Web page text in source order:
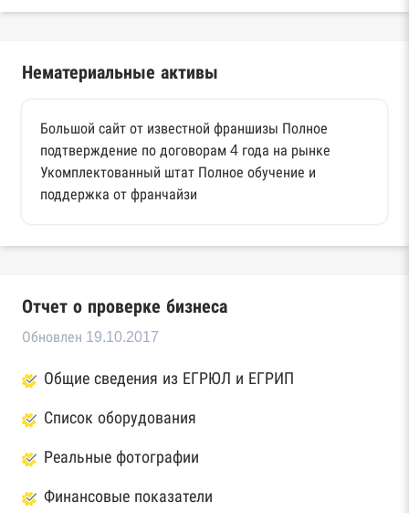
Нематериальные активы
Большой сайт от известной франшизы Полное
подтверждение по договорам 4 года на рынке
Укомплектованный штат Полное обучение и
поддержка от франчайзи
Отчет о проверке бизнеса
Обновлен 19.10.2017
Общие сведения из ЕГРЮЛ и ЕГРИП
Список оборудования
Реальные фотографии
Финансовые показатели